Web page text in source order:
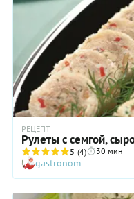
РЕЦЕПТ
Рулеты с семгой,
5 (4) 30 мин
gastronom